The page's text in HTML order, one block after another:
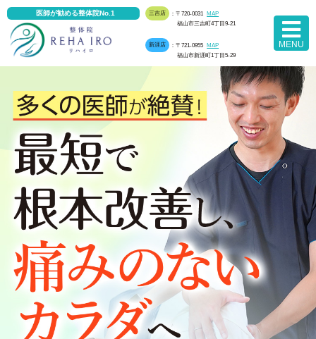
医師が勧める整体院No.1 三吉店 ：〒720-0031
MAP
福山市三吉町4丁目9-21
新涯店 ：〒721-0955
MAP
福山市新涯町1丁目5-29
MENU